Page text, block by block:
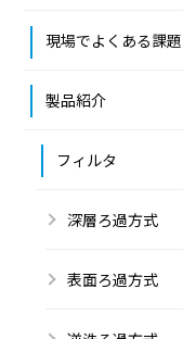
現場でよくある課題
製品紹介
フィルタ
深層ろ過方式
表面ろ過方式